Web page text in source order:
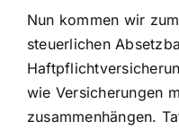
Nun kommen wir
steuerlichen
wie Versicherungen
zusammenhängen.